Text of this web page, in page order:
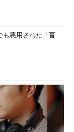
も悪用された「盲